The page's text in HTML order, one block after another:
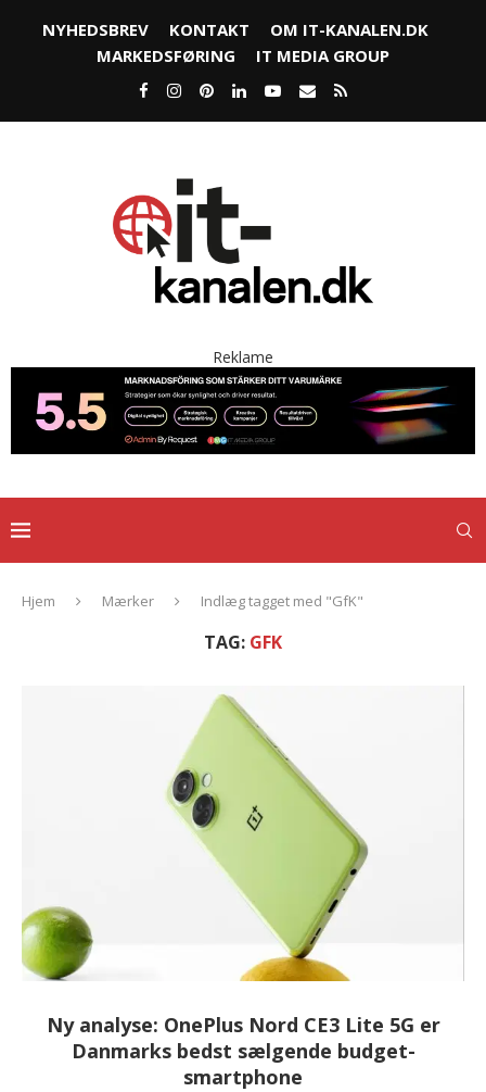
NYHEDSBREV KONTAKT
OM IT-KANALEN.DK
MARKEDSFØRING
IT MEDIA GROUP
Reklame
Hjem Mærker Indlæg tagget med "GfK"
TAG: GFK
Ny analyse: OnePlus Nord CE3 Lite 5G er
Danmarks bedst sælgende budget-
smartphone